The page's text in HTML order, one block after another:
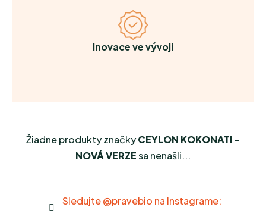
Inovace ve vývoji
Žiadne produkty značkyCEYLON KOKONATI -
NOVÁ VERZEsa nenašli...
Sledujte @pravebio na Instagrame: